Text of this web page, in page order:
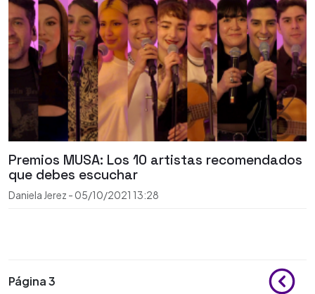
Premios MUSA: Los 10 artistas recomendados
que debes escuchar
Daniela Jerez - 05/10/2021 13:28
Página 3